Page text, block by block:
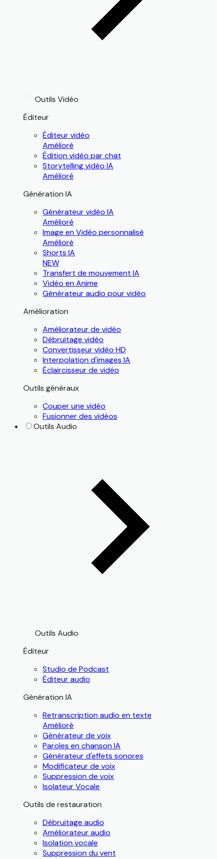
Outils Vidéo
Éditeur
Éditeur vidéo
Amélioré
Édition vidéo par chat
Storytelling vidéo IA
Amélioré
Génération IA
Générateur vidéo IA
Amélioré
Image en Vidéo personnalisé
Amélioré
Shorts IA
NEW
Transfert de mouvement IA
Vidéo en Anime
Générateur audio pour vidéo
Amélioration
Améliorateur de vidéo
Débruitage vidéo
Convertisseur vidéo HD
Interpolation d'images IA
Éclaircisseur de vidéo
Outils généraux
Couper une vidéo
Fusionner des vidéos
Outils Audio
Outils Audio
Éditeur
Studio de Podcast
Éditeur audio
Génération IA
Retranscription audio en texte
Amélioré
Générateur de voix
Paroles en chanson IA
Générateur d'effets sonores
Modificateur de voix
Suppression de voix
Isolateur Vocale
Outils de restauration
Débruitage audio
Améliorateur audio
Isolation vocale
Suppression du vent